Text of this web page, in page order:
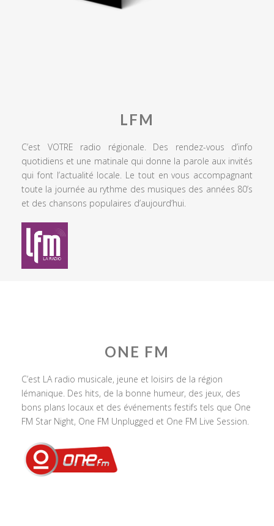
LFM
C’est VOTRE radio régionale. Des rendez-vous d’info
quotidiens et une matinale qui donne la parole aux invités
qui font l’actualité locale. Le tout en vous accompagnant
toute la journée au rythme des musiques des années 80’s
et des chansons populaires d’aujourd’hui.
ONE FM
C’est LA radio musicale, jeune et loisirs de la région
lémanique. Des hits, de la bonne humeur, des jeux, des
bons plans locaux et des événements festifs tels que One
FM Star Night, One FM Unplugged et One FM Live Session.